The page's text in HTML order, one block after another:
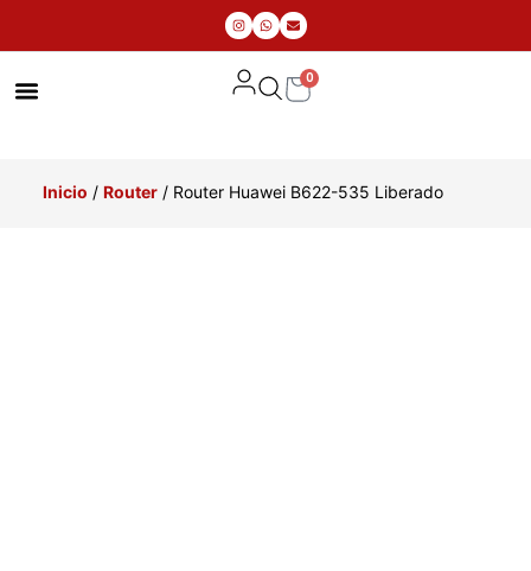
0
Inicio / Router / Router Huawei B622-535 Liberado